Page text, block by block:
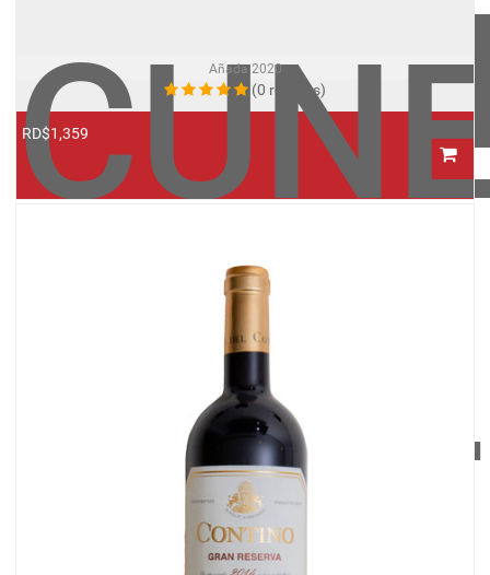
Añada2020
(0 reviews)
RD$1,359